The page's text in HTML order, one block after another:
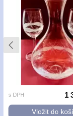
s DPH 1
Vložit do